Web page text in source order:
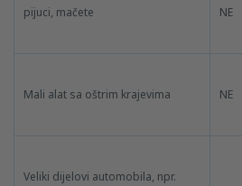
pijuci, mačete NE
Mali alat sa oštrim krajevima NE
Veliki dijelovi automobila, npr.